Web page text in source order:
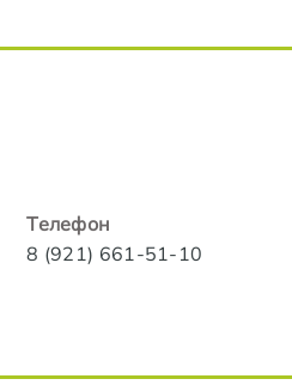
Телефон
8 (921) 661-51-10